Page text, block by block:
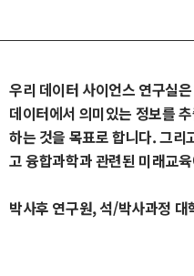
우리 데이터 사이언스 연구실
데이터에서 의미있는 정보를
하는 것을 목표로 합니다. 그
고 융합과학과 관련된 미래교
박사후 연구원, 석/박사과정